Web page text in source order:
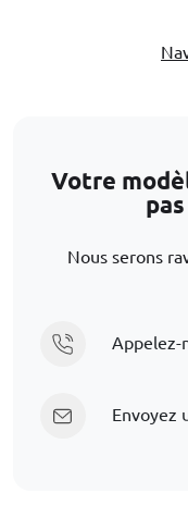
Votre
Nous serons
Appelez-
Envoyez